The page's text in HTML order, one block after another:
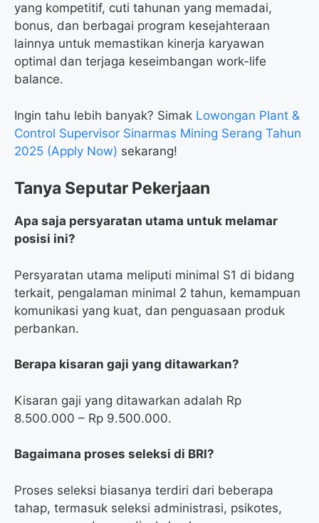
yang kompetitif, cuti tahunan yang memadai,
bonus, dan berbagai program kesejahteraan
lainnya untuk memastikan kinerja karyawan
optimal dan terjaga keseimbangan work-life
balance.
Ingin tahu lebih banyak? Simak Lowongan Plant &
Control Supervisor Sinarmas Mining Serang Tahun
2025 (Apply Now) sekarang!
Tanya Seputar Pekerjaan
Apa saja persyaratan utama untuk melamar
posisi ini?
Persyaratan utama meliputi minimal S1 di bidang
terkait, pengalaman minimal 2 tahun, kemampuan
komunikasi yang kuat, dan penguasaan produk
perbankan.
Berapa kisaran gaji yang ditawarkan?
Kisaran gaji yang ditawarkan adalah Rp
8.500.000 – Rp 9.500.000.
Bagaimana proses seleksi di BRI?
Proses seleksi biasanya terdiri dari beberapa
tahap, termasuk seleksi administrasi, psikotes,